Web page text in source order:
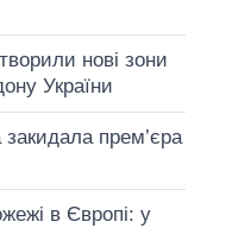
нові зони
України
закидала прем’єра
в Європі: у